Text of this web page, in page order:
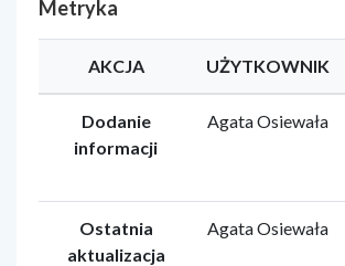
Metryka
AKCJA UŻYTKOWNIK
Dodanie
informacji
Agata Osiewała
Ostatnia
aktualizacja
Agata Osiewała